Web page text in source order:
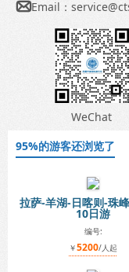
Email：
WeChat
95%的游客还浏览了
拉萨-羊湖-日喀则-珠
10日游
编号:
￥5200/人起